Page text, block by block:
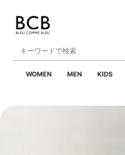
WOMEN MEN KIDS